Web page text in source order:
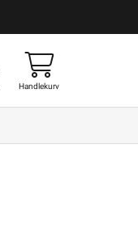
Handlekurv